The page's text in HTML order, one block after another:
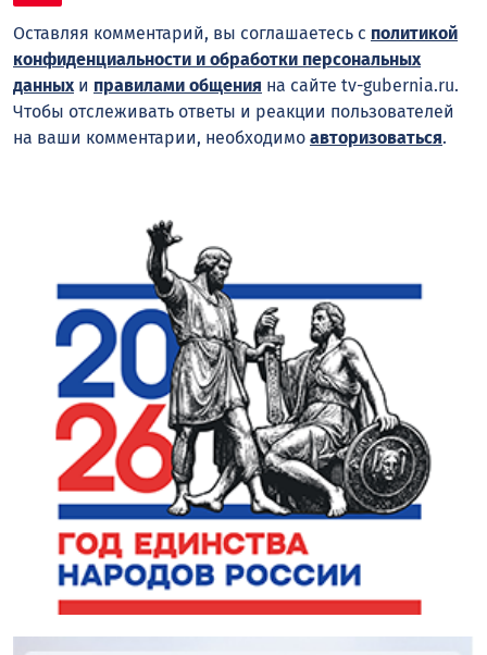
Оставляя комментарий, вы соглашаетесь с политикой
конфиденциальности и обработки персональных
данныхи правилами общения на сайте tv-gubernia.ru.
Чтобы отслеживать ответы и реакции пользователей
на ваши комментарии, необходимо авторизоваться.